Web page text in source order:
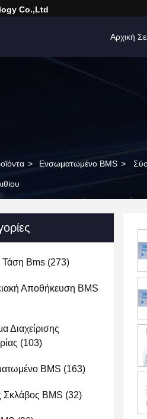
Co.,Ltd
Αρχική
> Ενσωματωμένο BMS >
Bms (273)
Αποθήκευση BMS
Διαχείρισης
(103)
BMS (163)
Σκλάβος BMS (32)